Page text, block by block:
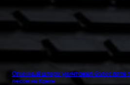
Огненный шторм уничтожил более пяти
лесов на Крите